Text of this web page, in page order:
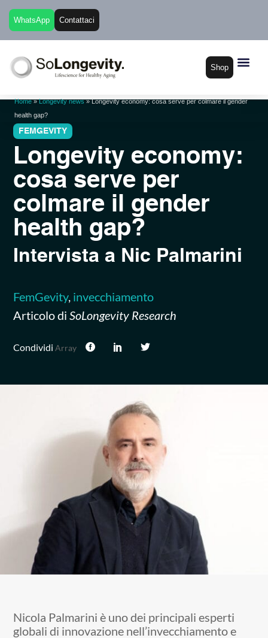
WhatsApp Contattaci
Shop
Home»Longevity news»Longevity economy: cosa serve per colmare il gender
health gap?
Longevity economy:
cosa serve per
colmare il gender
health gap?
Intervista a Nic Palmarini
FemGevity, invecchiamento
Articolo diSoLongevity Research
CondividiArray
Nicola Palmarini è uno dei principali esperti
globali di innovazione nell’invecchiamento e